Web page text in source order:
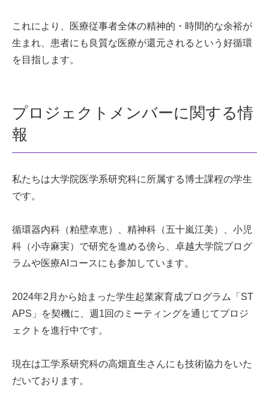
これにより、医療従事者全体の精神的・時間的な余裕が
生まれ、患者にも良質な医療が還元されるという好循環
を目指します。
プロジェクトメンバーに関する情
報
私たちは大学院医学系研究科に所属する博士課程の学生
です。
循環器内科（粕壁幸恵）、精神科（五十嵐江美）、小児
科（小寺麻実）で研究を進める傍ら、卓越大学院プログ
ラムや医療AIコースにも参加しています。
2024年2月から始まった学生起業家育成プログラム「ST
APS」を契機に、週1回のミーティングを通じてプロジ
ェクトを進行中です。
現在は工学系研究科の高畑直生さんにも技術協力をいた
だいております。